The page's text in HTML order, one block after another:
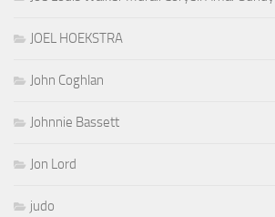
JOEL HOEKSTRA
John Coghlan
Johnnie Bassett
Jon Lord
judo